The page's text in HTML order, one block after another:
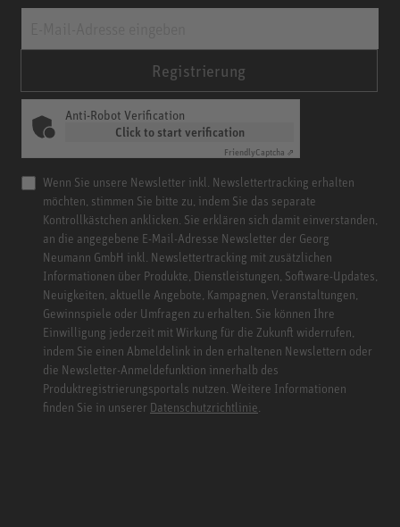
Registrierung
Anti-Robot Verification
Click to start verification
FriendlyCaptcha ⇗
Wenn Sie unsere Newsletter inkl. Newslettertracking erhalten
möchten, stimmen Sie bitte zu, indem Sie das separate
Kontrollkästchen anklicken. Sie erklären sich damit einverstanden,
an die angegebene E-Mail-Adresse Newsletter der Georg
Neumann GmbH inkl. Newslettertracking mit zusätzlichen
Informationen über Produkte, Dienstleistungen, Software-Updates,
Neuigkeiten, aktuelle Angebote, Kampagnen, Veranstaltungen,
Gewinnspiele oder Umfragen zu erhalten. Sie können Ihre
Einwilligung jederzeit mit Wirkung für die Zukunft widerrufen,
indem Sie einen Abmeldelink in den erhaltenen Newslettern oder
die Newsletter-Anmeldefunktion innerhalb des
Produktregistrierungsportals nutzen. Weitere Informationen
finden Sie in unserer Datenschutzrichtlinie